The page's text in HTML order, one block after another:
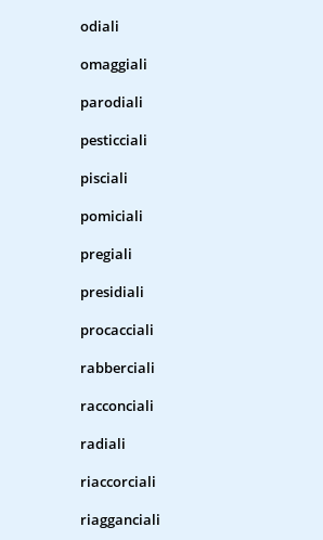
odiali
omaggiali
parodiali
pesticciali
pisciali
pomiciali
pregiali
presidiali
procacciali
rabberciali
racconciali
radiali
riaccorciali
riagganciali